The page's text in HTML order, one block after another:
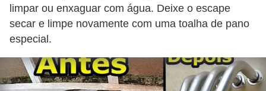
limpar ou enxaguar com água. Deixe o escape
secar e limpe novamente com uma toalha de pano
especial.
L
e
i
s
e